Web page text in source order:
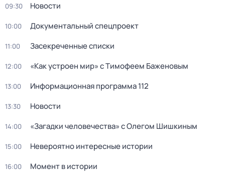
09:30 Новости
10:00 Докyментальный cпецпроект
11:00 Заcекрeченные списки
12:00 «Как устроен мир» с Тимофеем Баженовым
13:00 Информационная программа 112
13:30 Новости
14:00 «Загадки человечества» с Олегом Шишкиным
15:00 Невероятно интересные истории
16:00 Момент в истории